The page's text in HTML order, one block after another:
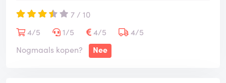
7 / 10
4/5
1/5 4/5
4/5
Nogmaals kopen?
Nee